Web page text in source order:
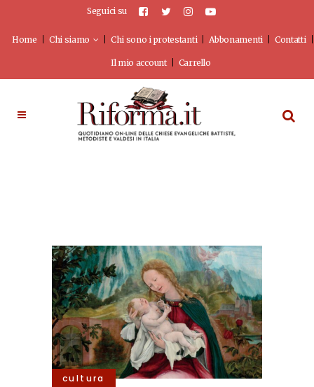
Seguici su
Home Chi siamo Chi sono i protestanti Abbonamenti Contatti
Il mio account Carrello
cultura